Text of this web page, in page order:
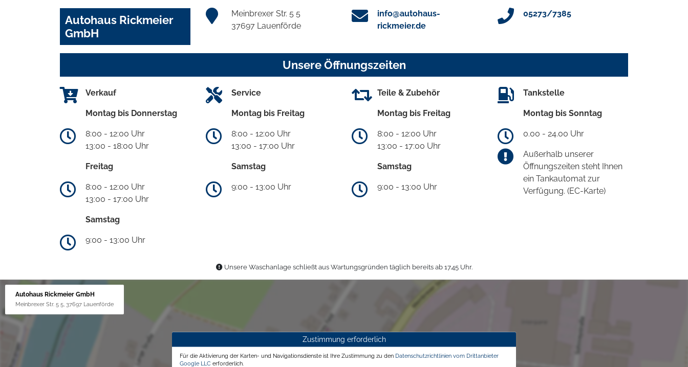
Autohaus Rickmeier
GmbH
Meinbrexer Str. 5 5
37697 Lauenförde
info@autohaus-
rickmeier.de
05273/7385
Unsere Öffnungszeiten
Verkauf
Montag bis Donnerstag
8:00 - 12:00 Uhr
13:00 - 18:00 Uhr
Freitag
8:00 - 12:00 Uhr
13:00 - 17:00 Uhr
Samstag
9:00 - 13:00 Uhr
Service
Montag bis Freitag
8:00 - 12:00 Uhr
13:00 - 17:00 Uhr
Samstag
9:00 - 13:00 Uhr
Teile & Zubehör
Montag bis Freitag
8:00 - 12:00 Uhr
13:00 - 17:00 Uhr
Samstag
9:00 - 13:00 Uhr
Tankstelle
Montag bis Sonntag
0.00 - 24.00 Uhr
Außerhalb unserer
Öffnungszeiten steht Ihnen
ein Tankautomat zur
Verfügung. (EC-Karte)
Unsere Waschanlage schließt aus Wartungsgründen täglich bereits ab 17.45 Uhr.
Autohaus Rickmeier GmbH
Meinbrexer Str. 5 5, 37697 Lauenförde
Zustimmung erforderlich
Für die Aktivierung der Karten- und Navigationsdienste ist Ihre Zustimmung zu den Datenschutzrichtlinien vom Drittanbieter
Google LLC erforderlich.